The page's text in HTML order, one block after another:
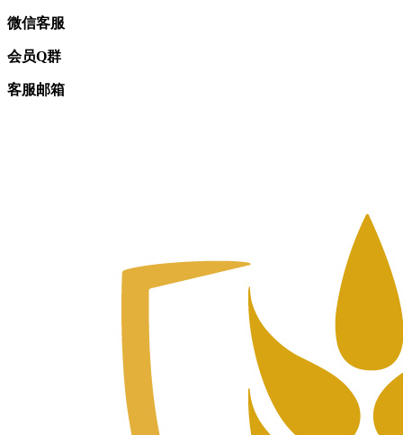
微信客服
会员Q群
客服邮箱